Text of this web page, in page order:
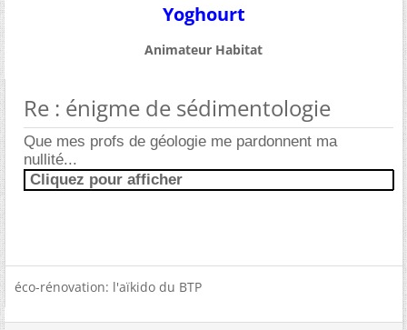
Yoghourt
Animateur Habitat
Re : énigme de sédimentologie
Que mes profs de géologie me pardonnent ma
nullité...
Cliquez pour afficher
éco-rénovation: l'aïkido du BTP